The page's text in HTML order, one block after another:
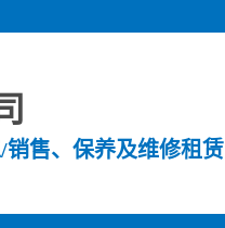
售、保养及维修租赁